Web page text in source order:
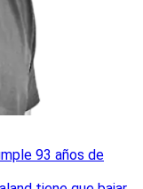
93 años de